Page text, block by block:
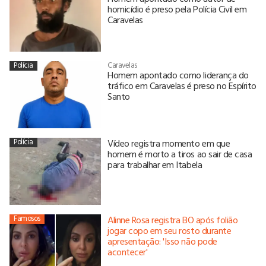
homicídio é preso pela Polícia Civil em
Caravelas
Polícia Caravelas
Homem apontado como liderança do
tráfico em Caravelas é preso no Espírito
Santo
Polícia Vídeo registra momento em que
homem é morto a tiros ao sair de casa
para trabalhar em Itabela
Famosos Alinne Rosa registra BO após folião
jogar copo em seu rosto durante
apresentação: 'Isso não pode
acontecer'